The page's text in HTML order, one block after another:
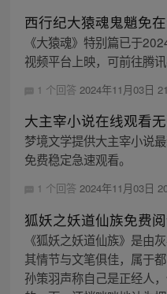
西行纪大猿魂鬼魈免
《大猿魂》特别篇已于
视频平台上映，可前往腾讯
1 个回答 2024年11月03日
大主宰小说在线观看
梦境文学提供大主宰小说
免费稳定急速观看。
1 个回答 2024年11月03日
狐妖之妖道仙族免费
《狐妖之妖道仙族》是由
其情节与文笔俱佳，属于
孙策羽声称自己是正经人